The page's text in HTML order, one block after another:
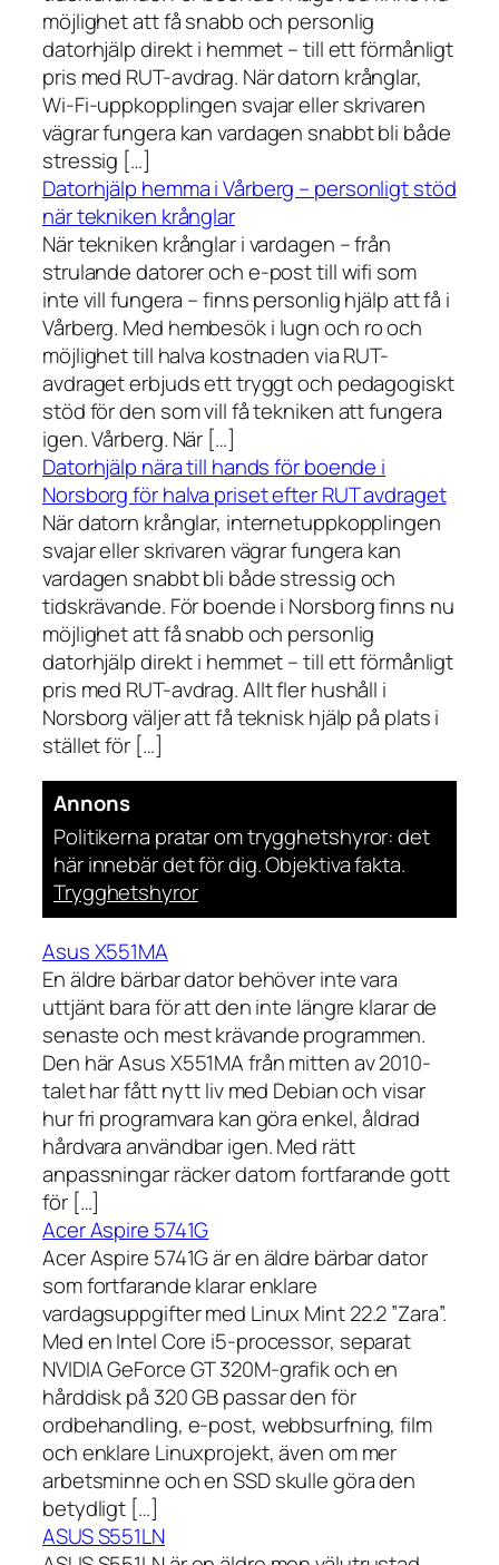
möjlighet att få snabb och personlig
datorhjälp direkt i hemmet – till ett förmånligt
pris med RUT-avdrag. När datorn krånglar,
Wi-Fi-uppkopplingen svajar eller skrivaren
vägrar fungera kan vardagen snabbt bli både
stressig […]
Datorhjälp hemma i Vårberg – personligt stöd
när tekniken krånglar
När tekniken krånglar i vardagen – från
strulande datorer och e-post till wifi som
inte vill fungera – finns personlig hjälp att få i
Vårberg. Med hembesök i lugn och ro och
möjlighet till halva kostnaden via RUT-
avdraget erbjuds ett tryggt och pedagogiskt
stöd för den som vill få tekniken att fungera
igen. Vårberg. När […]
Datorhjälp nära till hands för boende i
Norsborg för halva priset efter RUT avdraget
När datorn krånglar, internetuppkopplingen
svajar eller skrivaren vägrar fungera kan
vardagen snabbt bli både stressig och
tidskrävande. För boende i Norsborg finns nu
möjlighet att få snabb och personlig
datorhjälp direkt i hemmet – till ett förmånligt
pris med RUT-avdrag. Allt fler hushåll i
Norsborg väljer att få teknisk hjälp på plats i
stället för […]
Annons
Politikerna pratar om trygghetshyror: det
här innebär det för dig. Objektiva fakta.
Trygghetshyror
Asus X551MA
En äldre bärbar dator behöver inte vara
uttjänt bara för att den inte längre klarar de
senaste och mest krävande programmen.
Den här Asus X551MA från mitten av 2010-
talet har fått nytt liv med Debian och visar
hur fri programvara kan göra enkel, åldrad
hårdvara användbar igen. Med rätt
anpassningar räcker datorn fortfarande gott
för […]
Acer Aspire 5741G
Acer Aspire 5741G är en äldre bärbar dator
som fortfarande klarar enklare
vardagsuppgifter med Linux Mint 22.2 ”Zara”.
Med en Intel Core i5-processor, separat
NVIDIA GeForce GT 320M-grafik och en
hårddisk på 320 GB passar den för
ordbehandling, e-post, webbsurfning, film
och enklare Linuxprojekt, även om mer
arbetsminne och en SSD skulle göra den
betydligt […]
ASUS S551LN